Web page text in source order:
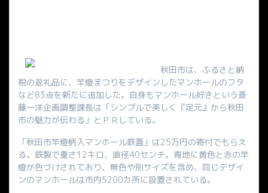
秋田市は、ふるさと納
税の返礼品に、竿燈まつりをデザインしたマンホールのフタ
など83点を新たに追加した。自身もマンホール好きという斎
藤一洋企画調整課長は「シンプルで美しく『足元』から秋田
市の魅力が伝わる」とＰＲしている。
「秋田市竿燈柄入マンホール鉄蓋」は25万円の寄付でもらえ
る。鉄製で重さ12キロ、直径40センチ。青地に黄色と赤の竿
燈が色づけされており、無色や別サイズを含め、同じデザイ
ンのマンホールは市内5200カ所に設置されている。